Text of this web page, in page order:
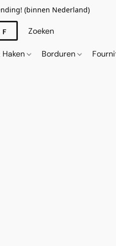
(binnen Nederland)
Haken Borduren